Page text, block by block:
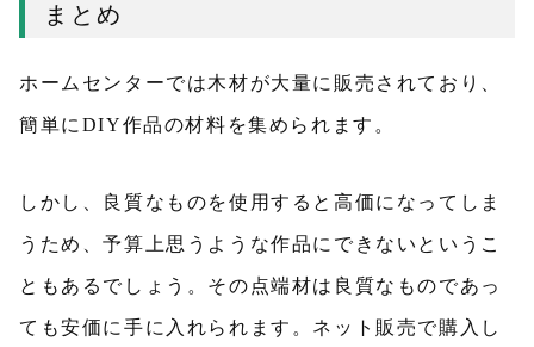
まとめ
ホームセンターでは木材が大量に販売されており、
簡単にDIY作品の材料を集められます。
しかし、良質なものを使用すると高価になってしま
うため、予算上思うような作品にできないというこ
ともあるでしょう。その点端材は良質なものであっ
ても安価に手に入れられます。ネット販売で購入し